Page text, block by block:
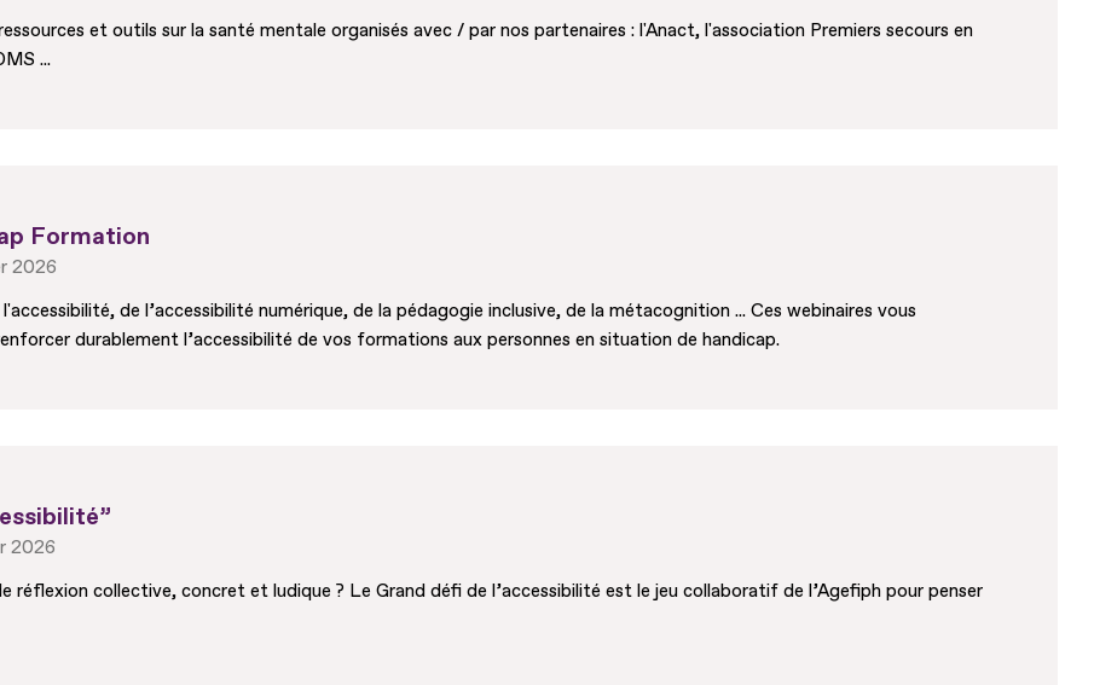
et outils sur la santé mentale organisés avec / par nos partenaires : l'Anact, l'association Premiers secours en
...
Formation
2026
de l’accessibilité numérique, de la pédagogie inclusive, de la métacognition ... Ces webinaires vous
durablement l’accessibilité de vos formations aux personnes en situation de handicap.
2026
réflexion collective, concret et ludique ? Le Grand défi de l’accessibilité est le jeu collaboratif de l’Agefiph pour penser